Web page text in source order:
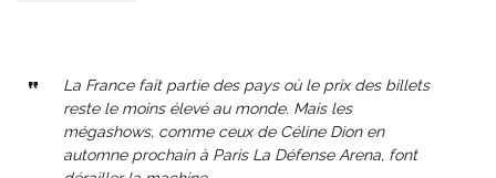
La France fait partie des pays où le prix des billets
reste le moins élevé au monde. Mais les
mégashows, comme ceux de Céline Dion en
automne prochain à Paris La Défense Arena, font